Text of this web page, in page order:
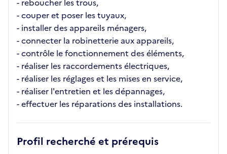
- reboucher les trous,
- couper et poser les tuyaux,
- installer des appareils ménagers,
- connecter la robinetterie aux appareils,
- contrôle le fonctionnement des éléments,
- réaliser les raccordements électriques,
- réaliser les réglages et les mises en service,
- réaliser l'entretien et les dépannages,
- effectuer les réparations des installations.
Profil recherché et prérequis